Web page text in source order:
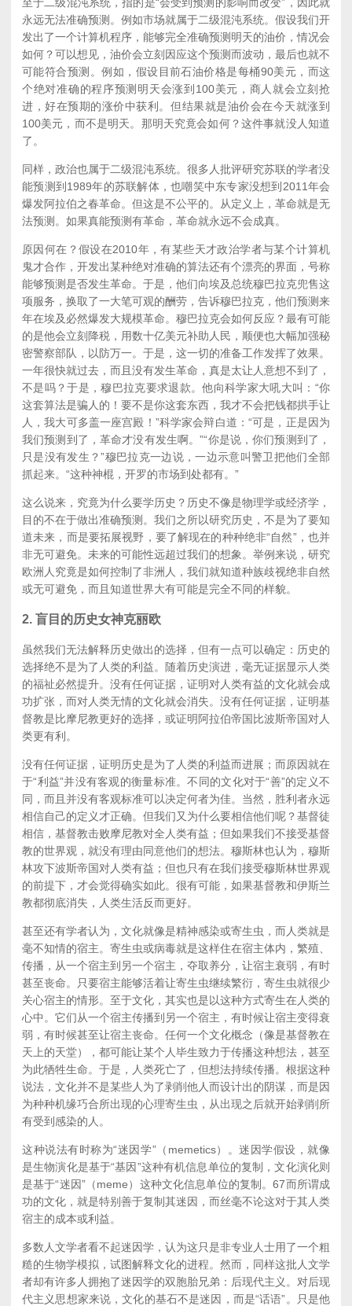
永远无法准确预测。例如市场就属于二级混沌系统。假设我们开
发出了一个计算机程序，能够完全准确预测明天的油价，情况会
如何？可以想见，油价会立刻因应这个预测而波动，最后也就不
可能符合预测。例如，假设目前石油价格是每桶90美元，而这
个绝对准确的程序预测明天会涨到100美元，商人就会立刻抢
进，好在预期的涨价中获利。但结果就是油价会在今天就涨到
100美元，而不是明天。那明天究竟会如何？这件事就没人知道
了。
同样，政治也属于二级混沌系统。很多人批评研究苏联的学者没
能预测到1989年的苏联解体，也嘲笑中东专家没想到2011年会
爆发阿拉伯之春革命。但这是不公平的。从定义上，革命就是无
法预测。如果真能预测有革命，革命就永远不会成真。
原因何在？假设在2010年，有某些天才政治学者与某个计算机
鬼才合作，开发出某种绝对准确的算法还有个漂亮的界面，号称
能够预测是否发生革命。于是，他们向埃及总统穆巴拉克兜售这
项服务，换取了一大笔可观的酬劳，告诉穆巴拉克，他们预测来
年在埃及必然爆发大规模革命。穆巴拉克会如何反应？最有可能
的是他会立刻降税，用数十亿美元补助人民，顺便也大幅加强秘
密警察部队，以防万一。于是，这一切的准备工作发挥了效果。
一年很快就过去，而且没有发生革命，真是太让人意想不到了，
不是吗？于是，穆巴拉克要求退款。他向科学家大吼大叫：“你
这套算法是骗人的！要不是你这套东西，我才不会把钱都拱手让
人，我大可多盖一座宫殿！”科学家会辩白道：“可是，正是因为
我们预测到了，革命才没有发生啊。”“你是说，你们预测到了，
只是没有发生？”穆巴拉克一边说，一边示意叫警卫把他们全部
抓起来。“这种神棍，开罗的市场到处都有。”
这么说来，究竟为什么要学历史？历史不像是物理学或经济学，
目的不在于做出准确预测。我们之所以研究历史，不是为了要知
道未来，而是要拓展视野，要了解现在的种种绝非“自然”，也并
非无可避免。未来的可能性远超过我们的想象。举例来说，研究
欧洲人究竟是如何控制了非洲人，我们就知道种族歧视绝非自然
或无可避免，而且知道世界大有可能是完全不同的样貌。
2. 盲目的历史女神克丽欧
虽然我们无法解释历史做出的选择，但有一点可以确定：历史的
选择绝不是为了人类的利益。随着历史演进，毫无证据显示人类
的福祉必然提升。没有任何证据，证明对人类有益的文化就会成
功扩张，而对人类无情的文化就会消失。没有任何证据，证明基
督教是比摩尼教更好的选择，或证明阿拉伯帝国比波斯帝国对人
类更有利。
没有任何证据，证明历史是为了人类的利益而进展；而原因就在
于“利益”并没有客观的衡量标准。不同的文化对于“善”的定义不
同，而且并没有客观标准可以决定何者为佳。当然，胜利者永远
相信自己的定义才正确。但我们又为什么要相信他们呢？基督徒
相信，基督教击败摩尼教对全人类有益；但如果我们不接受基督
教的世界观，就没有理由同意他们的想法。穆斯林也认为，穆斯
林攻下波斯帝国对人类有益；但也只有在我们接受穆斯林世界观
的前提下，才会觉得确实如此。很有可能，如果基督教和伊斯兰
教都彻底消失，人类生活反而更好。
甚至还有学者认为，文化就像是精神感染或寄生虫，而人类就是
毫不知情的宿主。寄生虫或病毒就是这样住在宿主体内，繁殖、
传播，从一个宿主到另一个宿主，夺取养分，让宿主衰弱，有时
甚至丧命。只要宿主能够活着让寄生虫继续繁衍，寄生虫就很少
关心宿主的情形。至于文化，其实也是以这种方式寄生在人类的
心中。它们从一个宿主传播到另一个宿主，有时候让宿主变得衰
弱，有时候甚至让宿主丧命。任何一个文化概念（像是基督教在
天上的天堂），都可能让某个人毕生致力于传播这种想法，甚至
为此牺牲生命。于是，人类死亡了，但想法持续传播。根据这种
说法，文化并不是某些人为了剥削他人而设计出的阴谋，而是因
为种种机缘巧合所出现的心理寄生虫，从出现之后就开始剥削所
有受到感染的人。
这种说法有时称为“迷因学”（memetics）。迷因学假设，就像
是生物演化是基于“基因”这种有机信息单位的复制，文化演化则
是基于“迷因”（meme）这种文化信息单位的复制。67而所谓成
功的文化，就是特别善于复制其迷因，而丝毫不论这对于其人类
宿主的成本或利益。
多数人文学者看不起迷因学，认为这只是非专业人士用了一个粗
糙的生物学模拟，试图解释文化的进程。然而，同样这批人文学
者却有许多人拥抱了迷因学的双胞胎兄弟：后现代主义。对后现
代主义思想家来说，文化的基石不是迷因，而是“话语”。只是他